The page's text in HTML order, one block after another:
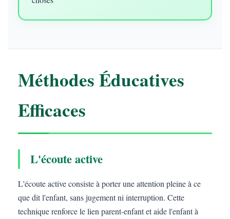
Méthodes Éducatives
Efficaces
L'écoute active
L'écoute active consiste à porter une attention pleine à ce
que dit l'enfant, sans jugement ni interruption. Cette
technique renforce le lien parent-enfant et aide l'enfant à